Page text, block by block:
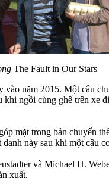
The Fault in Our Stars
năm 2015. Một câu
khi ngồi cùng ghế trên xe
mặt trong bản chuyển
này sau khi một cậu
và Michael H.
xuất.